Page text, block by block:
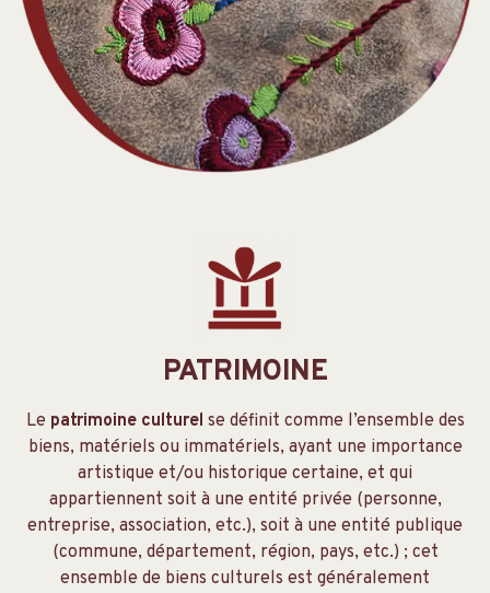
PATRIMOINE
Le patrimoine culturel se définit comme l’ensemble des
biens, matériels ou immatériels, ayant une importance
artistique et/ou historique certaine, et qui
appartiennent soit à une entité privée (personne,
entreprise, association, etc.), soit à une entité publique
(commune, département, région, pays, etc.) ; cet
ensemble de biens culturels est généralement